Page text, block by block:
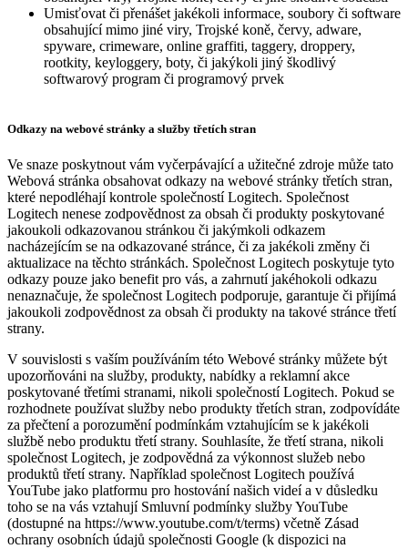
Umisťovat či přenášet jakékoli informace, soubory či software
obsahující mimo jiné viry, Trojské koně, červy, adware,
spyware, crimeware, online graffiti, taggery, droppery,
rootkity, keyloggery, boty, či jakýkoli jiný škodlivý
softwarový program či programový prvek
Odkazy na webové stránky a služby třetích stran
Ve snaze poskytnout vám vyčerpávající a užitečné zdroje může tato
Webová stránka obsahovat odkazy na webové stránky třetích stran,
které nepodléhají kontrole společností Logitech. Společnost
Logitech nenese zodpovědnost za obsah či produkty poskytované
jakoukoli odkazovanou stránkou či jakýmkoli odkazem
nacházejícím se na odkazované stránce, či za jakékoli změny či
aktualizace na těchto stránkách. Společnost Logitech poskytuje tyto
odkazy pouze jako benefit pro vás, a zahrnutí jakéhokoli odkazu
nenaznačuje, že společnost Logitech podporuje, garantuje či přijímá
jakoukoli zodpovědnost za obsah či produkty na takové stránce třetí
strany.
V souvislosti s vaším používáním této Webové stránky můžete být
upozorňováni na služby, produkty, nabídky a reklamní akce
poskytované třetími stranami, nikoli společností Logitech. Pokud se
rozhodnete používat služby nebo produkty třetích stran, zodpovídáte
za přečtení a porozumění podmínkám vztahujícím se k jakékoli
službě nebo produktu třetí strany. Souhlasíte, že třetí strana, nikoli
společnost Logitech, je zodpovědná za výkonnost služeb nebo
produktů třetí strany. Například společnost Logitech používá
YouTube jako platformu pro hostování našich videí a v důsledku
toho se na vás vztahují Smluvní podmínky služby YouTube
(dostupné na https://www.youtube.com/t/terms) včetně Zásad
ochrany osobních údajů společnosti Google (k dispozici na